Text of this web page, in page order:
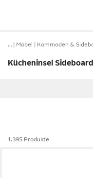
… Möbel Kommoden &
Kücheninsel
1.395 Produkte